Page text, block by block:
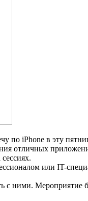
по iPhone в эту
отличных
или IT-
ними. Мероприятие